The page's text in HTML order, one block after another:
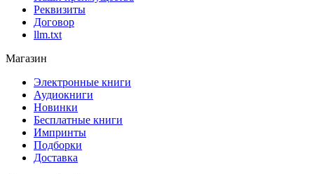
Реквизиты
Договор
llm.txt
Магазин
Электронные книги
Аудиокниги
Новинки
Бесплатные книги
Импринты
Подборки
Доставка